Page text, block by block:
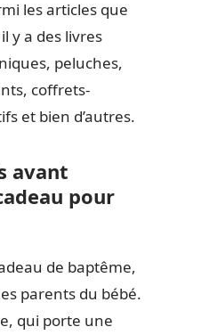
les articles que
y a des livres
peluches,
coffrets-
et bien d’autres.
avant
pour
de baptême,
parents du bébé.
qui porte une